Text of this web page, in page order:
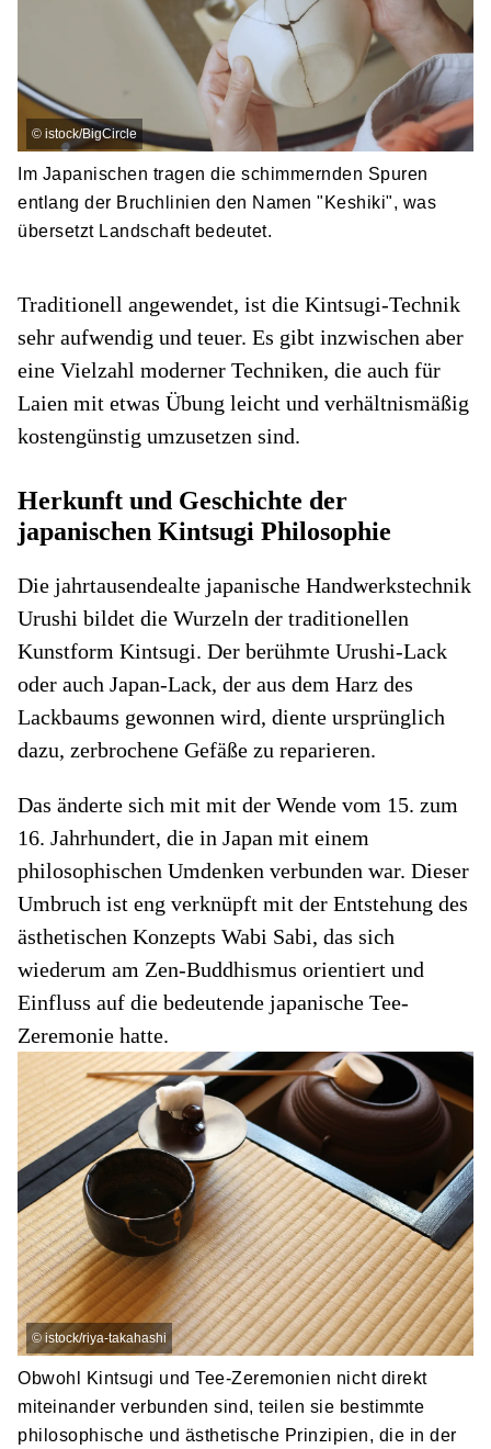
© istock/BigCircle
Im Japanischen tragen die schimmernden Spuren
entlang der Bruchlinien den Namen "Keshiki", was
übersetzt Landschaft bedeutet.
Traditionell angewendet, ist die Kintsugi-Technik
sehr aufwendig und teuer. Es gibt inzwischen aber
eine Vielzahl moderner Techniken, die auch für
Laien mit etwas Übung leicht und verhältnismäßig
kostengünstig umzusetzen sind.
Herkunft und Geschichte der
japanischen Kintsugi Philosophie
© istock/riya-takahashi
Obwohl Kintsugi und Tee-Zeremonien nicht direkt
miteinander verbunden sind, teilen sie bestimmte
philosophische und ästhetische Prinzipien, die in der
Die jahrtausendealte japanische Handwerkstechnik
Urushi bildet die Wurzeln der traditionellen
Kunstform Kintsugi. Der berühmte Urushi-Lack
oder auch Japan-Lack, der aus dem Harz des
Lackbaums gewonnen wird, diente ursprünglich
dazu, zerbrochene Gefäße zu reparieren.
Das änderte sich mit mit der Wende vom 15. zum
16. Jahrhundert, die in Japan mit einem
philosophischen Umdenken verbunden war. Dieser
Umbruch ist eng verknüpft mit der Entstehung des
ästhetischen Konzepts Wabi Sabi, das sich
wiederum am Zen-Buddhismus orientiert und
Einfluss auf die bedeutende japanische Tee-
Zeremonie hatte.